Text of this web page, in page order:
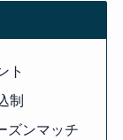
ト
制
ズンマッチ